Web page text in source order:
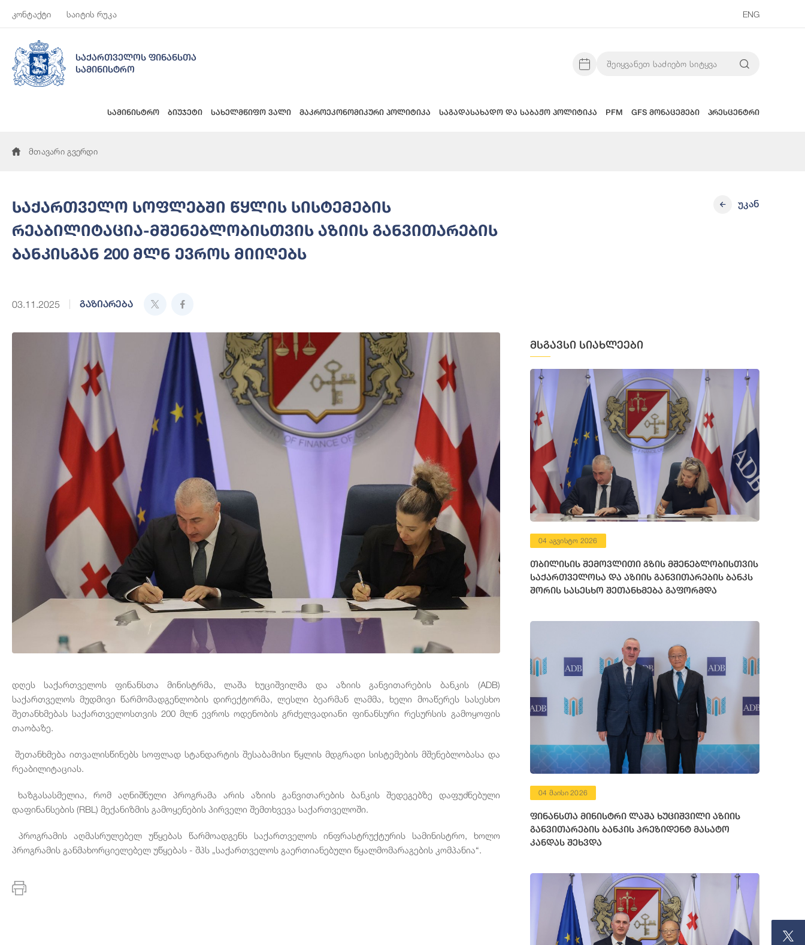
კონტაქტი საიტის რუკა ENG
საქართველოს ფინანსთა
სამინისტრო
სამინისტრო ბიუჯეტი სახელმწიფო ვალი მაკროეკონომიკური პოლიტიკა საგადასახადო და საბაჟო პოლიტიკა PFM GFS მონაცემები პრესცენტრი
მთავარი გვერდი
საქართველო სოფლებში წყლის სისტემების
რეაბილიტაცია-მშენებლობისთვის აზიის განვითარების
ბანკისგან 200 მლნ ევროს მიიღებს
03.11.2025 გაზიარება
უკან
დღეს საქართველოს ფინანსთა მინისტრმა, ლაშა ხუციშვილმა და აზიის განვითარების ბანკის (ADB)
საქართველოს მუდმივი წარმომადგენლობის დირექტორმა, ლესლი ბეარმან ლამმა, ხელი მოაწერეს სასესხო
შეთანხმებას საქართველოსთვის 200 მლნ ევროს ოდენობის გრძელვადიანი ფინანსური რესურსის გამოყოფის
თაობაზე.
შეთანხმება ითვალისწინებს სოფლად სტანდარტის შესაბამისი წყლის მდგრადი სისტემების მშენებლობასა და
რეაბილიტაციას.
ხაზგასასმელია, რომ აღნიშნული პროგრამა არის აზიის განვითარების ბანკის შედეგებზე
დაფუძნებული
დაფინანსების (RBL) მექანიზმის გამოყენების პირველი შემთხვევა საქართველოში.
პროგრამის აღმასრულებელ უწყებას წარმოადგენს საქართველოს ინფრასტრუქტურის სამინისტრო, ხოლო
პროგრამის განმახორციელებელ უწყებას - შპს „საქართველოს გაერთიანებული წყალმომარაგების კომპანია“.
მსგავსი სიახლეები
04 აგვისტო 2026
თბილისის შემოვლითი გზის მშენებლობისთვის
საქართველოსა და აზიის განვითარების ბანკს
შორის სასესხო შეთანხმება გაფორმდა
04 მაისი 2026
ფინანსთა მინისტრი ლაშა ხუციშვილი აზიის
განვითარების ბანკის პრეზიდენტ მასატო
კანდას შეხვდა